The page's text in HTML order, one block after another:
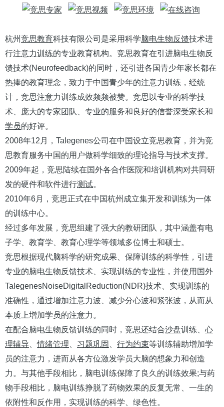
杭州竞思教育科技有限公司是采用科学脑电生物反馈技术进
行注意力训练的专业教育机构。竞思教育在引进脑电生物反
馈技术(Neurofeedback)的同时，还引进各国青少年家长都在
热捧的教育理念，致力于中国青少年的注意力训练，经统
计，竞思注意力训练成效频频被赞。竞思以专业的科学技
术、庞大的专家团队、专业的服务和良好的信誉深受家长和
学员的好评。
2008年12月，Talegenes公司在中国设立竞思教育，并为竞
思教育服务中国的用户做科学细致的理论指导与技术支撑。
2009年起，竞思陆续在国外各合作医院和培训机构对共同研
发的硬件和软件进行测试。
2010年6月，竞思正式在中国杭州成立集开发和训练为一体
的训练中心。
经过多年发展，竞思组建了强大的教研团队，其中涵盖有电
子学、教育学、教育心理学等领域多位博士和硕士。
竞思根据现代脑科学的研究成果、保障训练的科学性，引进
专业的脑电生物反馈技术、实现训练的专业性，并使用国外
TalegenesNoiseDigitalReduction(NDR)技术、实现训练的
准确性，通过增加注意力波、减少分心波和紧张波，从而从
本质上增加学员的注意力。
在配合脑电生物反馈训练的同时，竞思还结合沙盘训练、 心
理辅导 、情绪管理 习题巩固 行为约束等训练辅助增加学
员的注意力，进而从各方位激发学员大脑的想象力和创造
力。与其他手段相比，脑电训练保障了良久的训练效果;与药
物手段相比，脑电训练挣脱了药物效果的反复无常、一生的
依附性和反作用，实现训练的科学、绿色性。